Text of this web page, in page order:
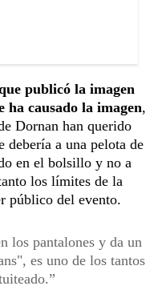
publicó la imagen
ha causado la imagen,
Dornan han querido
debería a una pelota de
en el bolsillo y no a
los límites de la
público del evento.
los pantalones y da un
es uno de los tantos